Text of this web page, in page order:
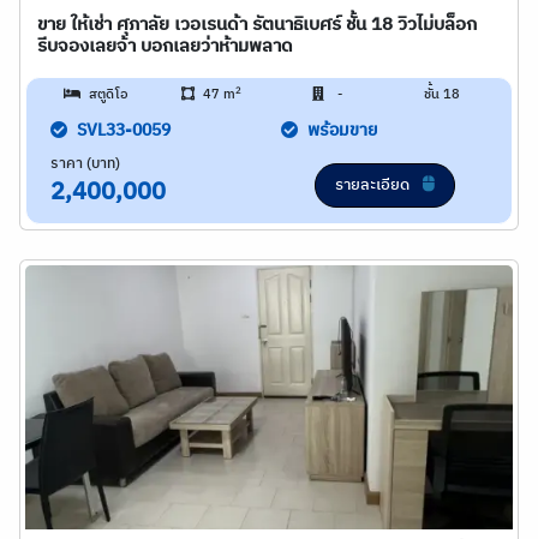
ขาย ให้เช่า ศุภาลัย เวอเรนด้า รัตนาธิเบศร์ ชั้น 18 วิวไม่บล็อก
รีบจองเลยจ้า บอกเลยว่าห้ามพลาด
สตูดิโอ 47 m2 - ชั้น 18
SVL33-0059 พร้อมขาย
ราคา (บาท)
2,400,000 รายละเอียด